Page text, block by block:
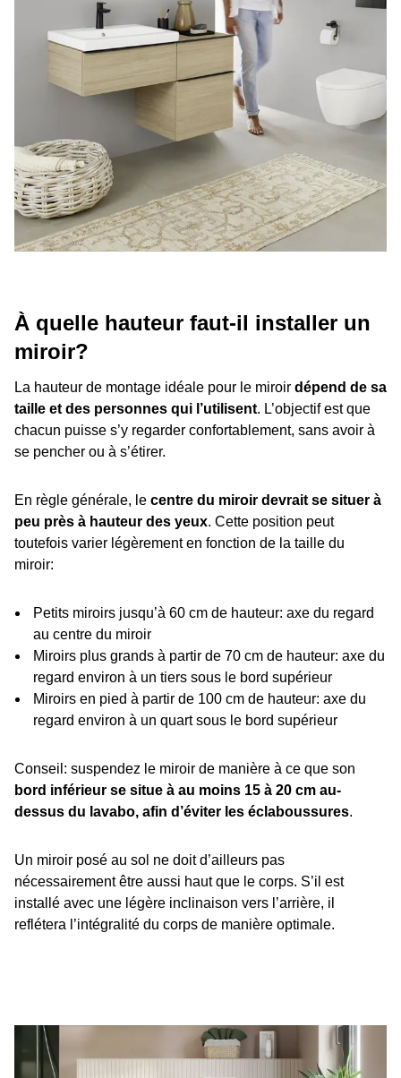
À quelle hauteur faut-il installer un
miroir?
La hauteur de montage idéale pour le miroir dépend de sa
taille et des personnes qui l’utilisent. L’objectif est que
chacun puisse s’y regarder confortablement, sans avoir à
se pencher ou à s’étirer.
En règle générale, le centre du miroir devrait se situer à
peu près à hauteur des yeux. Cette position peut
toutefois varier légèrement en fonction de la taille du
miroir:
Petits miroirs jusqu’à 60 cm de hauteur: axe du regard
au centre du miroir
Miroirs plus grands à partir de 70 cm de hauteur: axe du
regard environ à un tiers sous le bord supérieur
Miroirs en pied à partir de 100 cm de hauteur: axe du
regard environ à un quart sous le bord supérieur
Conseil: suspendez le miroir de manière à ce que son
bord inférieur se situe à au moins 15 à 20 cm au-
dessus du lavabo, afin d’éviter les éclaboussures.
Un miroir posé au sol ne doit d’ailleurs pas
nécessairement être aussi haut que le corps. S’il est
installé avec une légère inclinaison vers l’arrière, il
reflétera l’intégralité du corps de manière optimale.